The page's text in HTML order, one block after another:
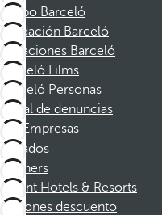
Grupo Barceló
Fundación Barceló
Vacaciones Barceló
Barceló Films
Barceló Personas
Canal de denuncias
Empresas
Afiliados
Partners
Dorint Hotels & Resorts
Cupones descuento